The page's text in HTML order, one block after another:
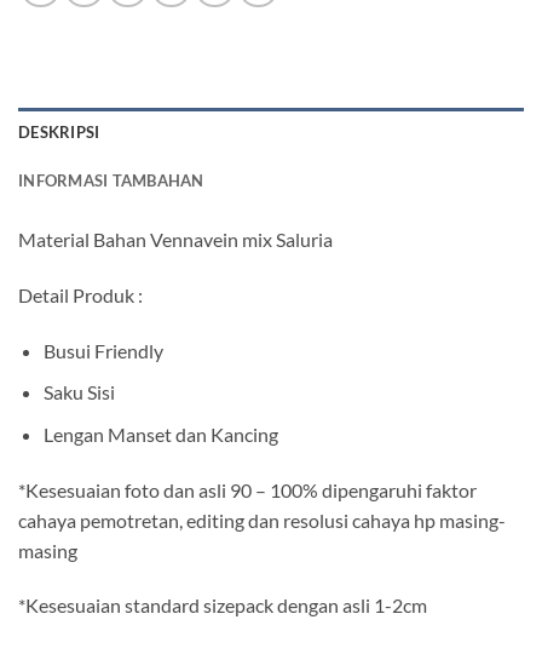
DESKRIPSI
INFORMASI TAMBAHAN
Material Bahan Vennavein mix Saluria
Detail Produk :
Busui Friendly
Saku Sisi
Lengan Manset dan Kancing
*Kesesuaian foto dan asli 90 – 100% dipengaruhi faktor
cahaya pemotretan, editing dan resolusi cahaya hp masing-
masing
*Kesesuaian standard sizepack dengan asli 1-2cm